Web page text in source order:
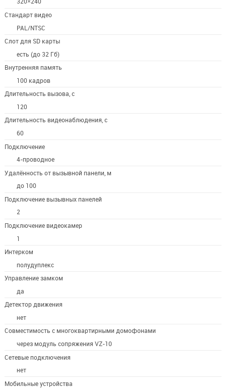
Стандарт видео
PAL/NTSC
Слот для SD карты
есть (до 32 Гб)
Внутренняя память
100 кадров
Длительность вызова, с
120
Длительность видеонаблюдения, с
60
Подключение
4-проводное
Удалённость от вызывной панели, м
до 100
Подключение вызывных панелей
2
Подключение видеокамер
1
Интерком
полудуплекс
Управление замком
да
Детектор движения
нет
Совместимость с многоквартирными домофонами
через модуль сопряжения VZ-10
Сетевые подключения
нет
Мобильные устройства